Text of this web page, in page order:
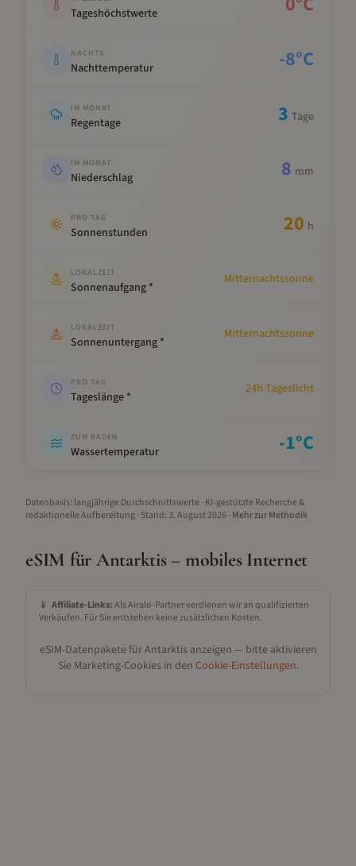
Tageshöchstwerte
NACHTS
Nachttemperatur -8°C
IM MONAT
Regentage 3 Tage
IM MONAT
Niederschlag 8 mm
PRO TAG
Sonnenstunden 20 h
LOKALZEIT
Sonnenaufgang *
Mitternachtssonne
LOKALZEIT
Sonnenuntergang *
Mitternachtssonne
PRO TAG
Tageslänge *
24h Tageslicht
ZUM BADEN
Wassertemperatur -1°C
Datenbasis: langjährige Durchschnittswerte · KI-gestützte Recherche &
redaktionelle Aufbereitung· Stand: 3. August 2026· Mehr zur Methodik
eSIM für Antarktis – mobiles Internet
📱 Affiliate-Links:Als Airalo-Partner verdienen wir an qualifizierten
Verkäufen. Für Sie entstehen keine zusätzlichen Kosten.
eSIM-Datenpakete fürAntarktisanzeigen — bitte aktivieren
Sie Marketing-Cookies in den Cookie-Einstellungen.